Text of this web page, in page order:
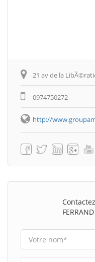
21 av de la
0974750272
http://
FERRAND